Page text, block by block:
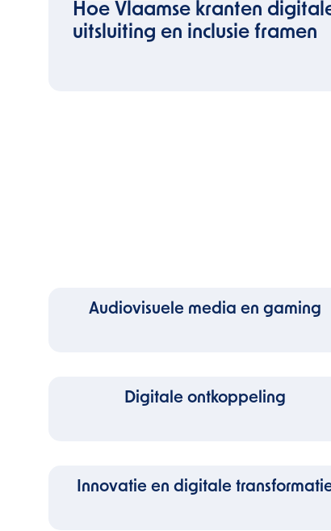
Hoe Vlaamse kranten
uitsluiting en inclusie framen
Audiovisuele media en gaming
Digitale ontkoppeling
Innovatie en digitale